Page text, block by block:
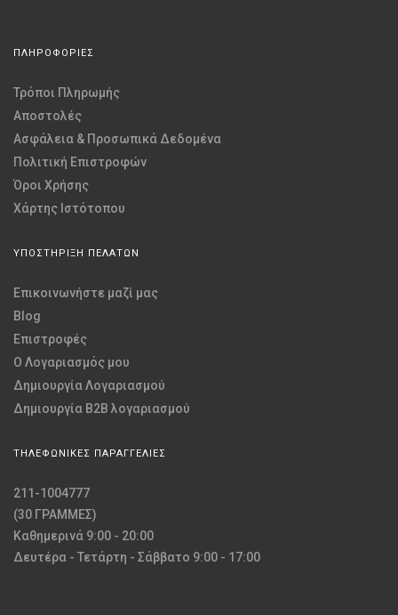
ΠΛΗΡΟΦΟΡΙΕΣ
Τρόποι Πληρωμής
Αποστολές
Ασφάλεια & Προσωπικά Δεδομένα
Πολιτική Επιστροφών
Όροι Χρήσης
Χάρτης Ιστότοπου
ΥΠΟΣΤΗΡΙΞΗ ΠΕΛΑΤΩΝ
Επικοινωνήστε μαζί μας
Blog
Επιστροφές
O Λογαριασμός μου
Δημιουργία Λογαριασμού
Δημιουργία B2B λογαριασμού
ΤΗΛΕΦΩΝΙΚΕΣ ΠΑΡΑΓΓΕΛΙΕΣ
211-1004777
(30 ΓΡΑΜΜΕΣ)
Καθημερινά 9:00 - 20:00
Δευτέρα - Τετάρτη - Σάββατο 9:00 - 17:00